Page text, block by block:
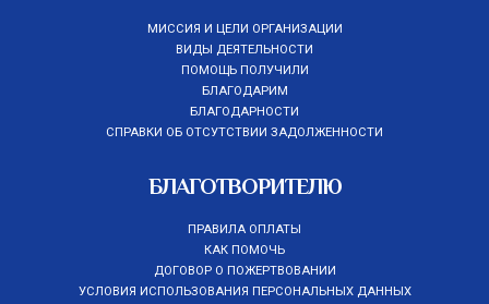
МИССИЯ И ЦЕЛИ ОРГАНИЗАЦИИ
ВИДЫ ДЕЯТЕЛЬНОСТИ
ПОМОЩЬ ПОЛУЧИЛИ
БЛАГОДАРИМ
БЛАГОДАРНОСТИ
СПРАВКИ ОБ ОТСУТСТВИИ ЗАДОЛЖЕННОСТИ
БЛАГОТВОРИТЕЛЮ
ПРАВИЛА ОПЛАТЫ
КАК ПОМОЧЬ
ДОГОВОР О ПОЖЕРТВОВАНИИ
УСЛОВИЯ ИСПОЛЬЗОВАНИЯ ПЕРСОНАЛЬНЫХ ДАННЫХ